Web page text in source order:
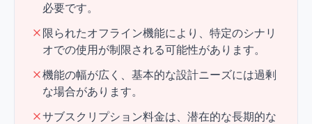
必要です。
限られたオフライン機能により、特定のシナリ
オでの使用が制限される可能性があります。
機能の幅が広く、基本的な設計ニーズには過剰
な場合があります。
サブスクリプション料金は、潜在的な長期的な